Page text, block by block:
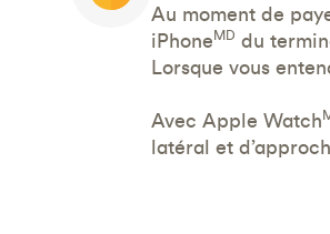
Au moment de
iPhoneMD du
Lorsque vous
Avec Apple Watch
latéral et